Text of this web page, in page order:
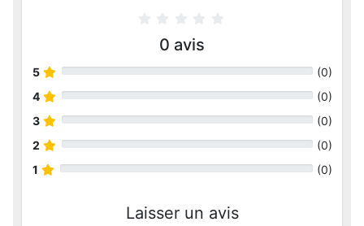
0 avis
5 (0)
4
(0)
3
(0)
2
(0)
1
(0)
Laisser un avis